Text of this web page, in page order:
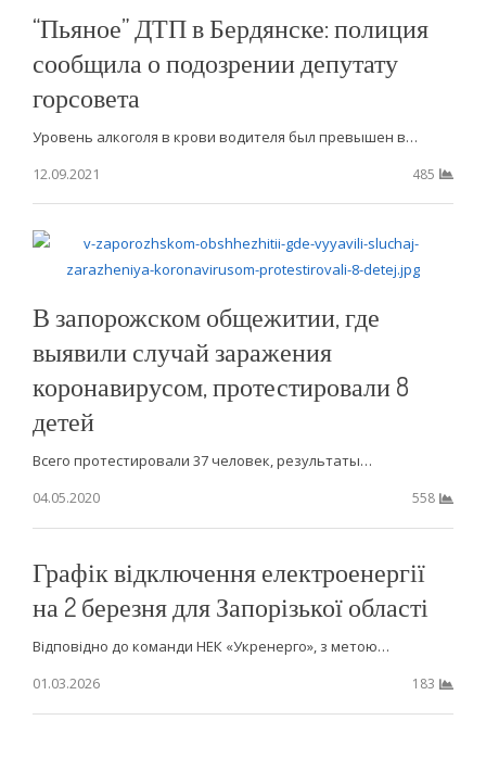
“Пьяное” ДТП в Бердянске: полиция
сообщила о подозрении депутату
горсовета
Уровень алкоголя в крови водителя был превышен в…
12.09.2021
485
В запорожском общежитии, где
выявили случай заражения
коронавирусом, протестировали 8
детей
Всего протестировали 37 человек, результаты…
04.05.2020
558
Графік відключення електроенергії
на 2 березня для Запорізької області
Відповідно до команди НЕК «Укренерго», з метою…
01.03.2026
183